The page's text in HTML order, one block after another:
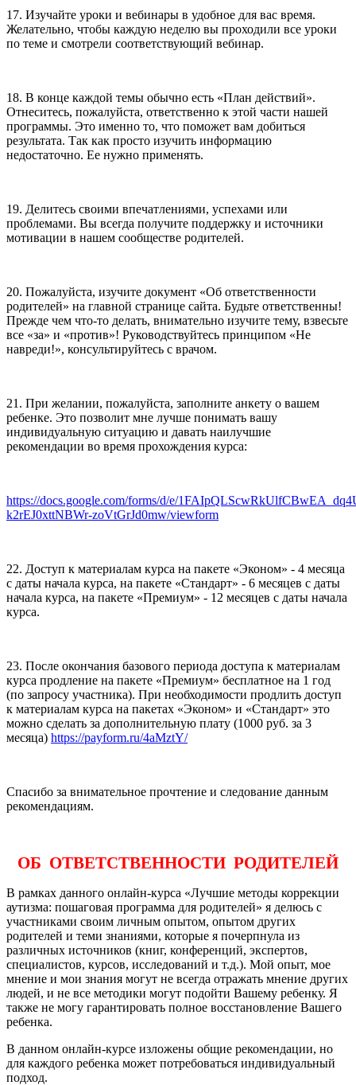
17. Изучайте уроки и вебинары в удобное для вас время.
Желательно, чтобы каждую неделю вы проходили все уроки
по теме и смотрели соответствующий вебинар.
18. В конце каждой темы обычно есть «План действий».
Отнеситесь, пожалуйста, ответственно к этой части нашей
программы. Это именно то, что поможет вам добиться
результата. Так как просто изучить информацию
недостаточно. Ее нужно применять.
19. Делитесь своими впечатлениями, успехами или
проблемами. Вы всегда получите поддержку и источники
мотивации в нашем сообществе родителей.
20. Пожалуйста, изучите документ «Об ответственности
родителей» на главной странице сайта. Будьте ответственны!
Прежде чем что-то делать, внимательно изучите тему, взвесьте
все «за» и «против»! Руководствуйтесь принципом «Не
навреди!», консультируйтесь с врачом.
21. При желании, пожалуйста, заполните анкету о вашем
ребенке. Это позволит мне лучше понимать вашу
индивидуальную ситуацию и давать наилучшие
рекомендации во время прохождения курса:
https://docs.google.com/forms/d/e/
k2rEJ0xttNBWr-zoVtGrJd0mw/viewform
22. Доступ к материалам курса на пакете «Эконом» - 4 месяца
с даты начала курса, на пакете «Стандарт» - 6 месяцев с даты
начала курса, на пакете «Премиум» - 12 месяцев с даты начала
курса.
23. После окончания базового периода доступа к материалам
курса продление на пакете «Премиум» бесплатное на 1 год
(по запросу участника). При необходимости продлить доступ
к материалам курса на пакетах «Эконом» и «Стандарт» это
можно сделать за дополнительную плату (1000 руб. за 3
месяца) https://payform.ru/4aMztY/
Спасибо за внимательное прочтение и следование данным
рекомендациям.
ОБ ОТВЕТСТВЕННОСТИ РОДИТЕЛЕЙ
В рамках данного онлайн-курса «Лучшие методы коррекции
аутизма: пошаговая программа для родителей» я делюсь с
участниками своим личным опытом, опытом других
родителей и теми знаниями, которые я почерпнула из
различных источников (книг, конференций, экспертов,
специалистов, курсов, исследований и т.д.). Мой опыт, мое
мнение и мои знания могут не всегда отражать мнение других
людей, и не все методики могут подойти Вашему ребенку. Я
также не могу гарантировать полное восстановление Вашего
ребенка.
В данном онлайн-курсе изложены общие рекомендации, но
для каждого ребенка может потребоваться индивидуальный
подход.